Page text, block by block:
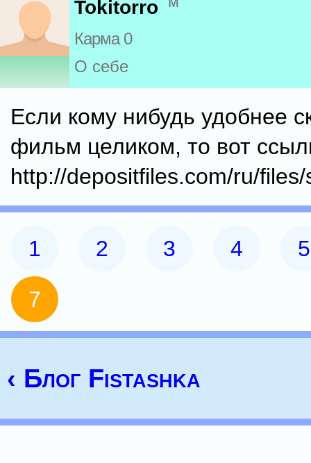
Tokitorro
Карма 0
О себе
Если кому нибудь удобнее
фильм целиком, то вот
http://depositfiles.com/ru/
1 2 3 4 5
7
‹ Блог Fistashka